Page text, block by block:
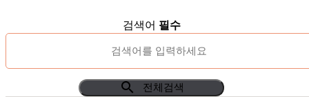
검색어 필수
search 전체검색